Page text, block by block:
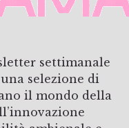
settimanale
selezione di
il mondo della